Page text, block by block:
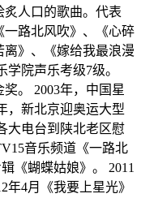
人口的歌曲。代表
路北风吹》、《心碎
》、《嫁给我最浪漫
院声乐考级7级。
。 2003年，中国星
，新北京迎奥运大型
大电台到陕北老区慰
音乐频道《一路北
《蝴蝶姑娘》。 2011
年4月《我要上星光》